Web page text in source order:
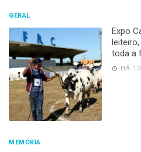
GERAL
Expo
toda a
HÁ
MEMÓRIA